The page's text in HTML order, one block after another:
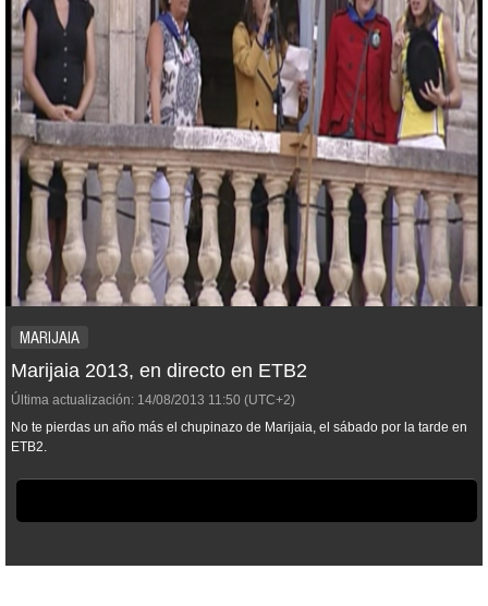
MARIJAIA
Marijaia 2013, en directo en ETB2
Última actualización: 14/08/2013 11:50 (UTC+2)
No te pierdas un año más el chupinazo de Marijaia, el sábado por la tarde en
ETB2.